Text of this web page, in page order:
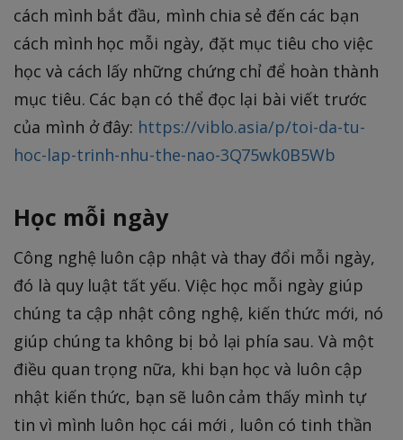
cách mình bắt đầu, mình chia sẻ đến các bạn
cách mình học mỗi ngày, đặt mục tiêu cho việc
học và cách lấy những chứng chỉ để hoàn thành
mục tiêu. Các bạn có thể đọc lại bài viết trước
của mình ở đây: https://viblo.asia/p/toi-da-tu-
hoc-lap-trinh-nhu-the-nao-3Q75wk0B5Wb
Học mỗi ngày
Công nghệ luôn cập nhật và thay đổi mỗi ngày,
đó là quy luật tất yếu. Việc học mỗi ngày giúp
chúng ta cập nhật công nghệ, kiến thức mới, nó
giúp chúng ta không bị bỏ lại phía sau. Và một
điều quan trọng nữa, khi bạn học và luôn cập
nhật kiến thức, bạn sẽ luôn cảm thấy mình tự
tin vì mình luôn học cái mới , luôn có tinh thần